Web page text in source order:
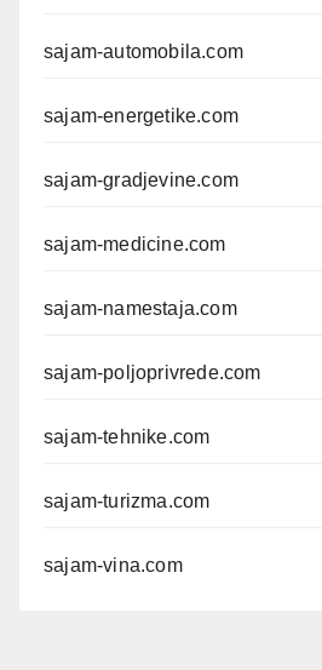
sajam-automobila.com
sajam-energetike.com
sajam-gradjevine.com
sajam-medicine.com
sajam-namestaja.com
sajam-poljoprivrede.com
sajam-tehnike.com
sajam-turizma.com
sajam-vina.com